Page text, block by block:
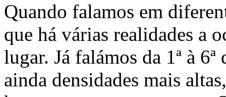
Quando falamos em
que há várias realidades a
lugar. Já falámos da 1ª à
ainda densidades mais